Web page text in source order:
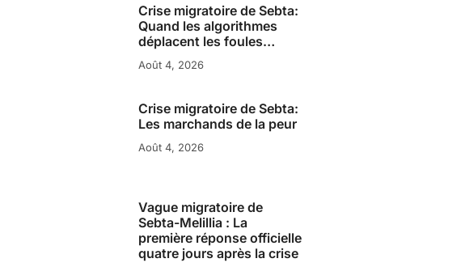
Crise migratoire de Sebta:
Quand les algorithmes
déplacent les foules…
Août 4, 2026
Crise migratoire de Sebta:
Les marchands de la peur
Août 4, 2026
Vague migratoire de
Sebta-Melillia : La
première réponse officielle
quatre jours après la crise